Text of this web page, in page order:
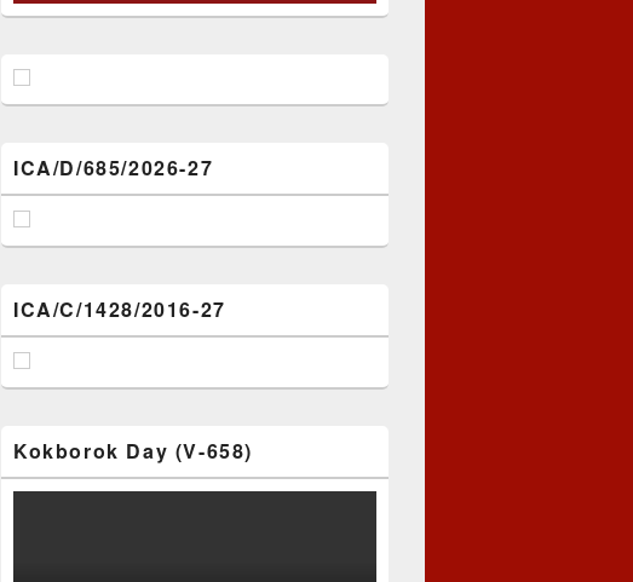
ICA/D/685/2026-27
ICA/C/1428/2016-27
Kokborok Day (V-658)